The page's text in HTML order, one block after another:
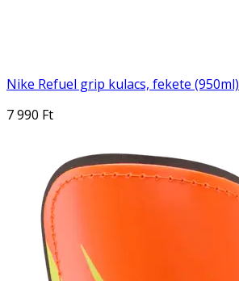
Nike Refuel grip kulacs, fekete (950ml)
7 990 Ft